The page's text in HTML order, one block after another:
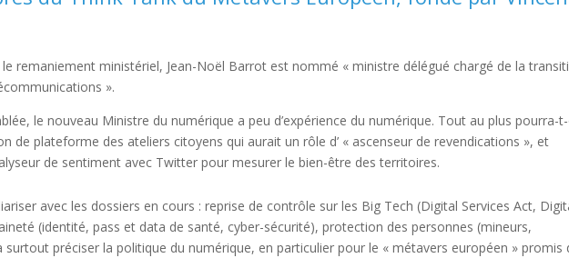
le remaniement ministériel, Jean-Noël Barrot est nommé « ministre délégué chargé de la
».
le nouveau Ministre du numérique a peu d’expérience du numérique. Tout au plus pourra-
de plateforme des ateliers citoyens qui aurait un rôle d’ « ascenseur de revendications », et
de sentiment avec Twitter pour mesurer le bien-être des territoires.
avec les dossiers en cours : reprise de contrôle sur les Big Tech (Digital Services Act,
(identité, pass et data de santé, cyber-sécurité), protection des personnes (mineurs,
surtout préciser la politique du numérique, en particulier pour le « métavers européen » promis